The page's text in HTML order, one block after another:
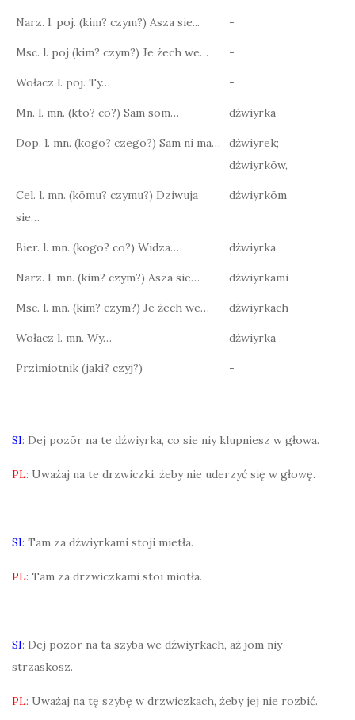
Narz. l. poj. (kim? czym?) Asza sie... -
Msc. l. poj (kim? czym?) Je żech we… -
Wołacz l. poj. Ty… -
Mn. l. mn. (kto? co?) Sam sōm… dźwiyrka
Dop. l. mn. (kogo? czego?) Sam ni ma…
dźwiyrek;
dźwiyrkōw,
Cel. l. mn. (kōmu? czymu?) Dziwuja
sie…
dźwiyrkōm
Bier. l. mn. (kogo? co?) Widza… dżwiyrka
Narz. l. mn. (kim? czym?) Asza sie… dźwiyrkami
Msc. l. mn. (kim? czym?) Je żech we… dźwiyrkach
Wołacz l. mn. Wy… dźwiyrka
Przimiotnik (jaki? czyj?) -
SI: Dej pozōr na te dźwiyrka, co sie niy klupniesz w głowa.
PL: Uważaj na te drzwiczki, żeby nie uderzyć się w głowę.
SI: Tam za dźwiyrkami stoji mietła.
PL: Tam za drzwiczkami stoi miotła.
SI: Dej pozōr na ta szyba we dźwiyrkach, aż jōm niy
strzaskosz.
PL: Uważaj na tę szybę w drzwiczkach, żeby jej nie rozbić.